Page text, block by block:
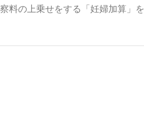
料の上乗せをする「妊婦加算」を